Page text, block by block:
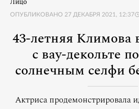
ОПУБЛИКОВАНО 27 ДЕКАБРЯ 2021, 12:37
43-летняя Климова
с вау-декольте
солнечным селфи
Актриса продемонстрировала